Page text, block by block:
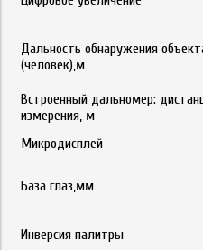
Дальность обнаружения
(человек),м
Встроенный дальномер:
измерения, м
Микродисплей
База глаз,мм
Инверсия палитры